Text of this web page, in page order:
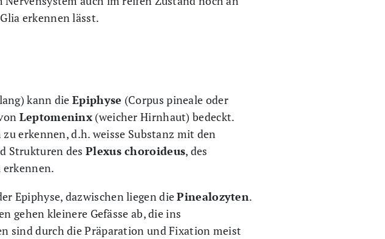
erkennen lässt.
kann dieEpiphyse (Corpus pineale oder
Leptomeninx (weicher Hirnhaut) bedeckt.
erkennen, d.h. weisse Substanz mit den
Strukturen desPlexus choroideus, des
erkennen.
Epiphyse, dazwischen liegen diePinealozyten.
gehen kleinere Gefässe ab, die ins
sind durch die Präparation und Fixation meist